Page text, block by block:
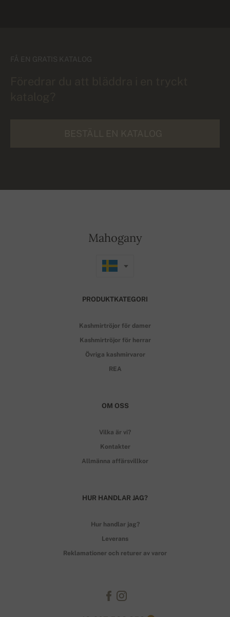
FÅ EN GRATIS KATALOG
Mahogany
PRODUKTKATEGORI
Kashmirtröjor för damer
Kashmirtröjor för herrar
Övriga kashmirvaror
REA
OM OSS
Vilka är vi?
Kontakter
Allmänna affärsvillkor
HUR HANDLAR JAG?
Hur handlar jag?
Leverans
Reklamationer och returer av varor